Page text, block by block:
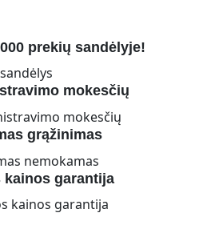
prekių sandėlyje!
mokesčių
grąžinimas
kainos garantija